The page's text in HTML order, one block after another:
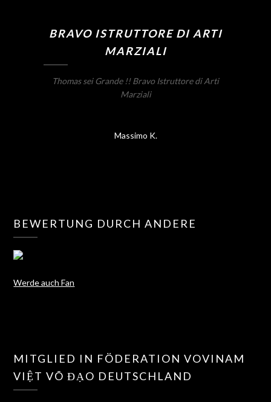
BRAVO ISTRUTTORE DI ARTI
MARZIALI
Thomas sei Grande !! Bravo Istruttore di Arti
Marziali
Massimo K.
BEWERTUNG DURCH ANDERE
Werde auch Fan
MITGLIED IN FÖDERATION VOVINAM
VIỆT VÕ ĐẠO DEUTSCHLAND